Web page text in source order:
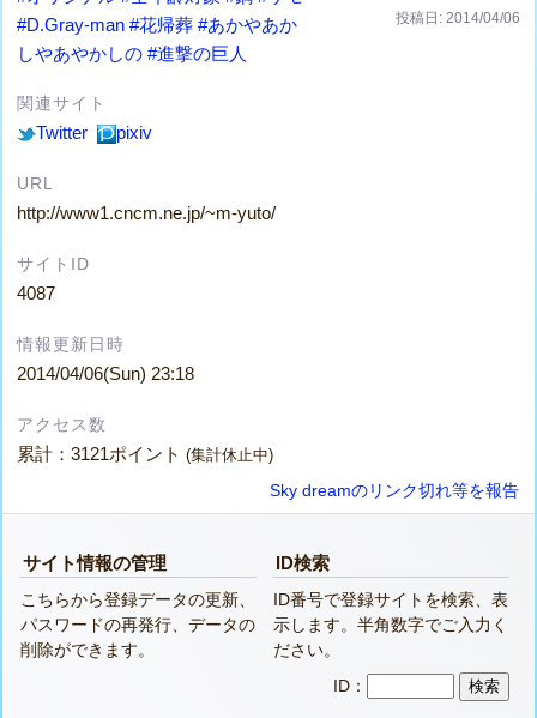
投稿日: 2014/04/06
#D.Gray-man #花帰葬 #あかやあか
しやあやかしの #進撃の巨人
関連サイト
Twitter pixiv
URL
http://www1.cncm.ne.jp/~m-yuto/
サイトID
4087
情報更新日時
2014/04/06(Sun) 23:18
アクセス数
累計：3121ポイント(集計休止中)
Sky dreamのリンク切れ等を報告
サイト情報の管理
こちらから登録データの更新、
パスワードの再発行、データの
削除ができます。
ID検索
ID番号で登録サイトを検索、表
示します。半角数字でご入力く
ださい。
ID：